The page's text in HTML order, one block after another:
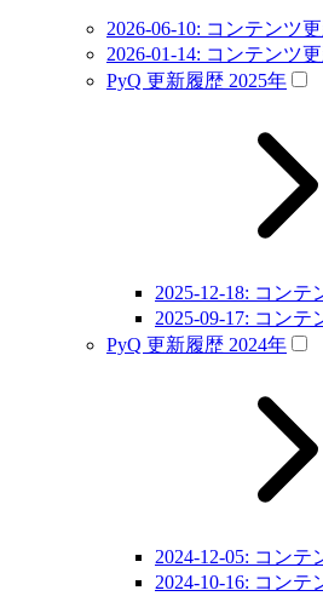
2026-06-10: コンテンツ
2026-01-14: コンテンツ
PyQ 更新履歴 2025年
2025-12-18: コンテ
2025-09-17: コンテ
PyQ 更新履歴 2024年
2024-12-05: コンテ
2024-10-16: コンテ